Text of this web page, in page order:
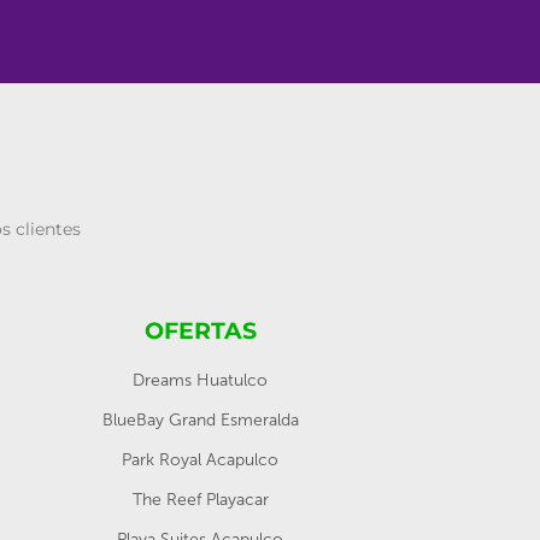
clientes
OFERTAS
Dreams Huatulco
BlueBay Grand Esmeralda
Park Royal Acapulco
The Reef Playacar